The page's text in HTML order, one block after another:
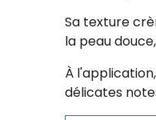
Sa texture
la peau
À
délicates